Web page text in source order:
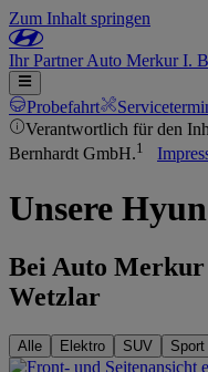
Zum Inhalt springen
IhrPartnerAuto Merkur I.
Probefahrt
Verantwortlich für den
Bernhardt GmbH.1
Unsere
Bei Auto
Wetzlar
Alle Elektro SUV Sport